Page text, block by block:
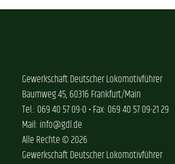
Gewerkschaft Deutscher Lokomotivführer
Baumweg 45, 60316 Frankfurt/Main
Tel.: 069 40 57 09-0 • Fax: 069 40 57 09-21 29
Mail: info@gdl.de
Alle Rechte © 2026
Gewerkschaft Deutscher Lokomotivführer